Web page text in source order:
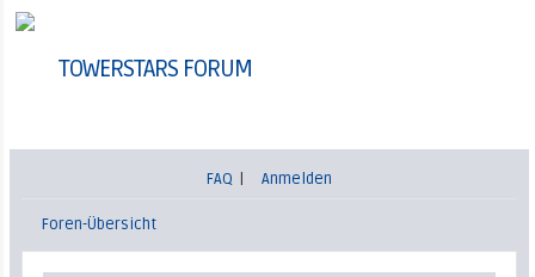
TOWERSTARS FORUM
FAQ Anmelden
Foren-Übersicht